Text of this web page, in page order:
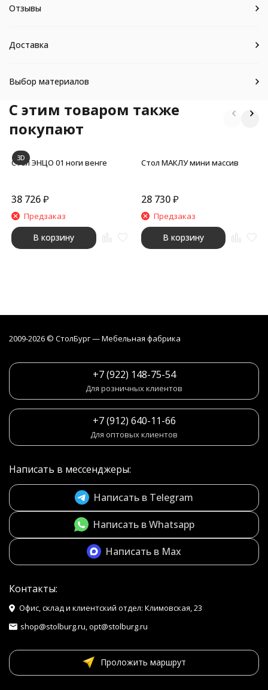
Отзывы
Доставка
Выбор материалов
C этим товаром также
покупают
3D
Стол ЭНЦО 01 ноги венге
38 726₽
Предзаказ
В корзину
Стол МАКЛУ мини массив
28 730 ₽
Предзаказ
В корзину
2009-2026 © СтолБург — Мебeльная фабрика
+7 (922) 148-75-54
Для розничных клиентов
+7 (912) 640-11-66
Для оптовых клиентов
Написать в мессенджеры:
Написать в Telegram
Написать в Whatsapp
Написать в Max
Контакты:
Офис, склад и клиентский отдел: Климовская, 23
shop@stolburg.ru, opt@stolburg.ru
Проложить маршрут